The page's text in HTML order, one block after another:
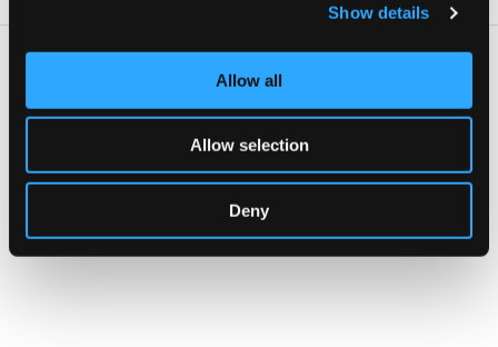
Show details
Allow all
Allow selection
Deny
Giusy Ferraro
La Villa Milana è un luogo pubblico.
Telefono:3460136801